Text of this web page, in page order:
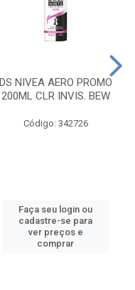
DS NIVEA AERO PROMO
200ML CLR INVIS. BEW
Código: 342726
Faça seu login ou
cadastre-se para
ver preços e
comprar